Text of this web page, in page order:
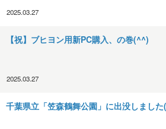
2025.03.27
【祝】ブヒヨン用新PC購入、の巻(^^)
2025.03.27
千葉県立「笠森鶴舞公園」に出没しまし